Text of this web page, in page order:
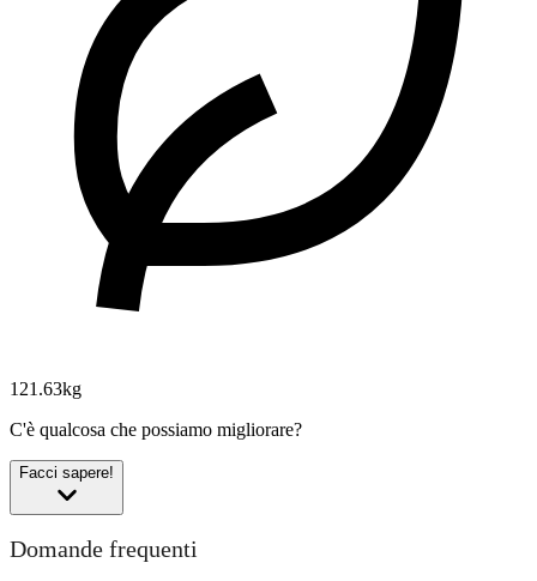
121.63kg
C'è qualcosa che possiamo migliorare?
Facci sapere!
Domande frequenti